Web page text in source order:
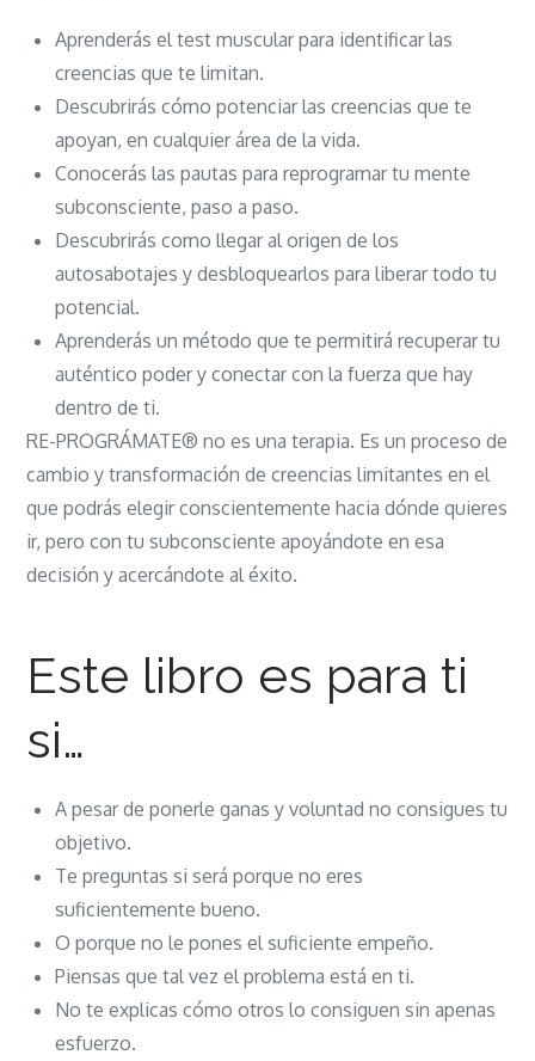
Aprenderás el test muscular para identificar las
creencias que te limitan.
Descubrirás cómo potenciar las creencias que te
apoyan, en cualquier área de la vida.
Conocerás las pautas para reprogramar tu mente
subconsciente, paso a paso.
Descubrirás como llegar al origen de los
autosabotajes y desbloquearlos para liberar todo tu
potencial.
Aprenderás un método que te permitirá recuperar tu
auténtico poder y conectar con la fuerza que hay
dentro de ti.
RE-PROGRÁMATE® no es una terapia. Es un proceso de
cambio y transformación de creencias limitantes en el
que podrás elegir conscientemente hacia dónde quieres
ir, pero con tu subconsciente apoyándote en esa
decisión y acercándote al éxito.
Este libro es para ti
si…
A pesar de ponerle ganas y voluntad no consigues tu
objetivo.
Te preguntas si será porque no eres
suficientemente bueno.
O porque no le pones el suficiente empeño.
Piensas que tal vez el problema está en ti.
No te explicas cómo otros lo consiguen sin apenas
esfuerzo.